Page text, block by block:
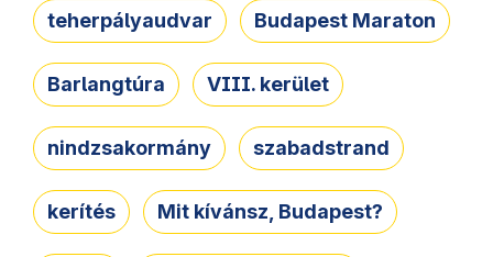
teherpályaudvar Budapest Maraton
Barlangtúra VIII. kerület
nindzsakormány szabadstrand
kerítés Mit kívánsz, Budapest?